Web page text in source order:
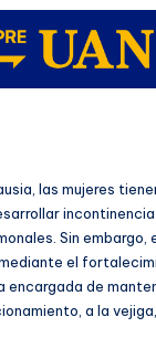
las mujeres
Sin embargo,
el
de
a la